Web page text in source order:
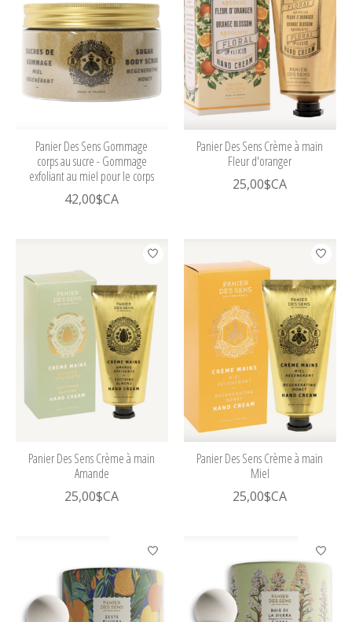
Panier Des Sens Gommage
corps au sucre - Gommage
exfoliant au miel pour le corps
42,00$CA
Panier Des Sens Crème à main
Fleur d'oranger
25,00$CA
Panier Des Sens Crème à main
Amande
25,00$CA
Panier Des Sens Crème à main
Miel
25,00$CA